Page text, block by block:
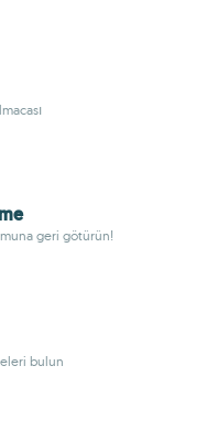
geri götürün!
bulun